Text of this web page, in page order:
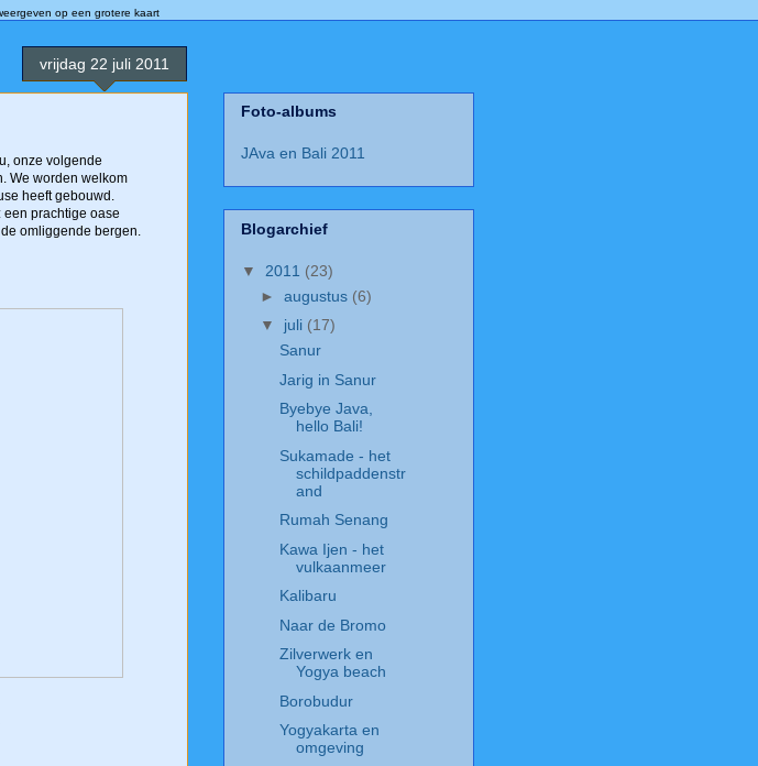
op een grotere kaart
vrijdag 22 juli 2011
onze volgende
We worden welkom
heeft gebouwd.
prachtige oase
omliggende bergen.
Foto-albums
JAva en Bali 2011
Blogarchief
▼ 2011 (23)
► augustus (6)
▼ juli (17)
Sanur
Jarig in Sanur
Byebye Java,
hello Bali!
Sukamade - het
schildpaddenstr
and
Rumah Senang
Kawa Ijen - het
vulkaanmeer
Kalibaru
Naar de Bromo
Zilverwerk en
Yogya beach
Borobudur
Yogyakarta en
omgeving